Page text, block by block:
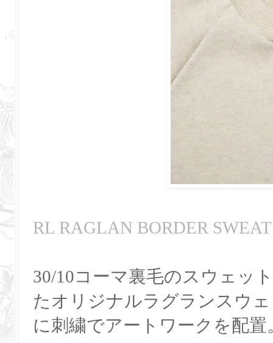
RL RAGLAN BORDER
30/10コーマ裏毛のスウェッ
たオリジナルラグランスウ
に刺繍でアートワークを配